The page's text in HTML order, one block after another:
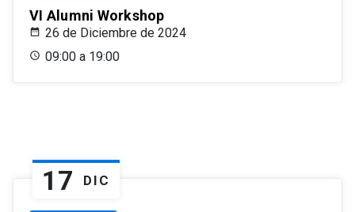
VI Alumni Workshop
26 de Diciembre de 2024
09:00 a 19:00
17 DIC